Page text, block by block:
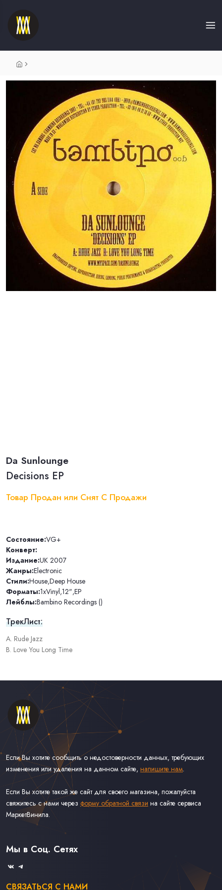
Da Sunlounge
Decisions EP
Товар Продан или Снят С Продажи
Состояние:VG+
Конверт:
Издание:UK 2007
Жанры:Electronic
Стили:House,Deep House
Форматы:1xVinyl,12",EP
Лейблы:Bambino Recordings ()
ТрекЛист:
A. Rude Jazz
B. Love You Long Time
Если Вы хотите сообщить о недостоверности данных, требующих
изменения или удаления на данном сайте, напишите нам.
Если Вы хотите такой же сайт для своего магазина, пожалуйста
свяжитесь с нами через форму обратной связи на сайте сервиса
МаркетВинила.
Каталог Винила, CD и Кассет
Доставка и Оплата
Связаться С Нами
Мы в Соц. Сетях
СВЯЗАТЬСЯ С НАМИ